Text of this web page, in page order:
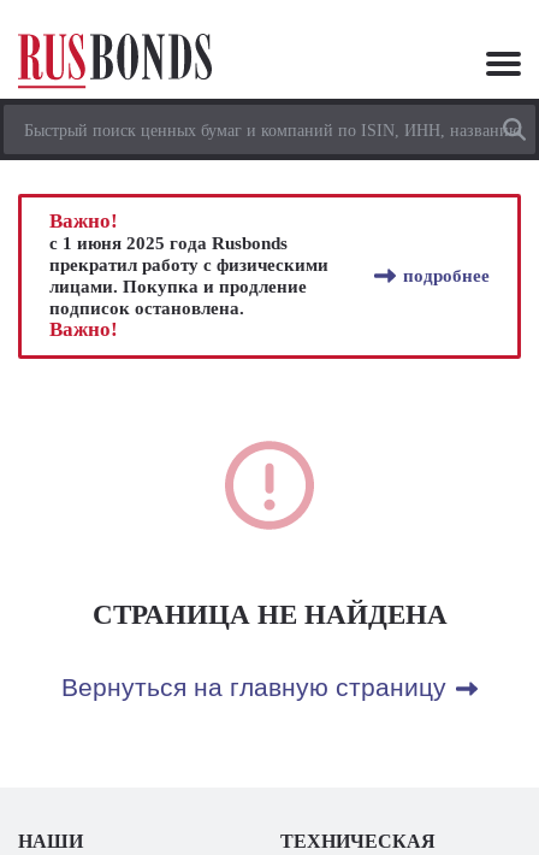
Важно!
с 1 июня 2025 года Rusbonds
прекратил работу с физическими
лицами. Покупка и продление
подписок остановлена.
подробнее
Важно!
СТРАНИЦА НЕ НАЙДЕНА
Вернуться на главную страницу
НАШИ
ТЕХНИЧЕСКАЯ